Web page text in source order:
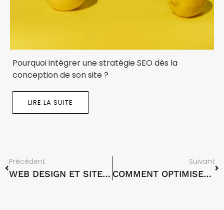
Pourquoi intégrer une stratégie SEO dès la
conception de son site ?
LIRE LA SUITE
Précédent
WEB DESIGN ET SITE INTERNET
Suivant
COMMENT OPTIMISER MON BLOG WORDPRESS POUR LE SEO?